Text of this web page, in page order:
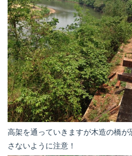
高架を通っていきますが木造の橋が
さないように注意！